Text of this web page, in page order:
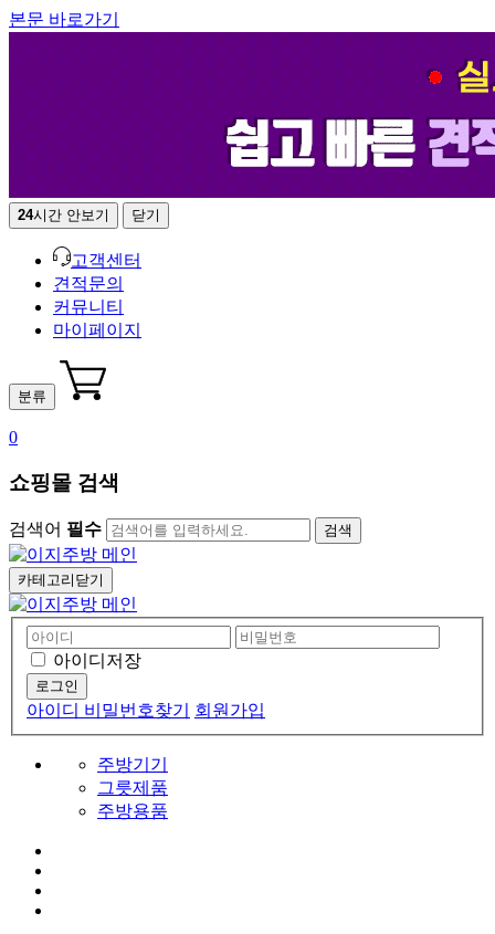
본문 바로가기
24시간 안보기 닫기
고객센터
견적문의
커뮤니티
마이페이지
분류
0
쇼핑몰 검색
검색어 필수 검색
카테고리닫기
아이디저장
아이디 비밀번호찾기 회원가입
주방기기
그릇제품
주방용품